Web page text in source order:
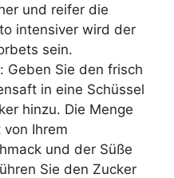
und reifer die
intensiver wird der
sein.
Geben Sie den frisch
in eine Schüssel
hinzu. Die Menge
Ihrem
und der Süße
Sie den Zucker